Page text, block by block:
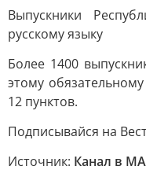
Выпускники
русскому языку
Более 1400
этому
12 пунктов.
Подписывайся на
Источник: Канал в